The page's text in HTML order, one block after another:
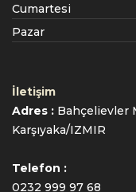
Cumartesi
Pazar
İletişim
Adres : Bahçelievler
Karşıyaka/IZMIR
Telefon :
0232 999 97 68